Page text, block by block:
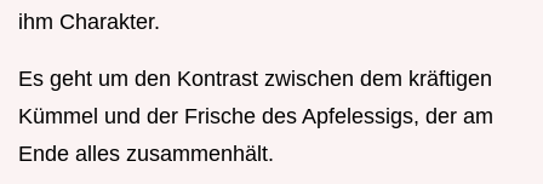
ihm Charakter.
Es geht um den Kontrast zwischen dem kräftigen
Kümmel und der Frische des Apfelessigs, der am
Ende alles zusammenhält.